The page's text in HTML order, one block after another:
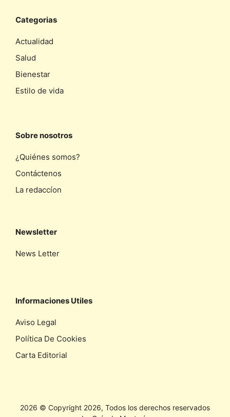
Categorias
Actualidad
Salud
Bienestar
Estilo de vida
Sobre nosotros
¿Quiénes somos?
Contáctenos
La redaccíon
Newsletter
News Letter
Informaciones Utiles
Aviso Legal
Política De Cookies
Carta Editorial
2026 © Copyright 2026, Todos los derechos reservados